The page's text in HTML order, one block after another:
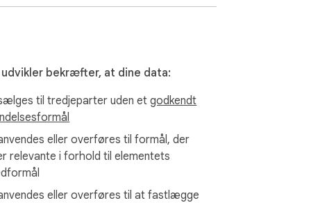
udvikler bekræfter, at dine data:
til tredjeparter uden etgodkendt
eller overføres til formål, der
relevante i forhold til elementets
eller overføres til at fastlægge